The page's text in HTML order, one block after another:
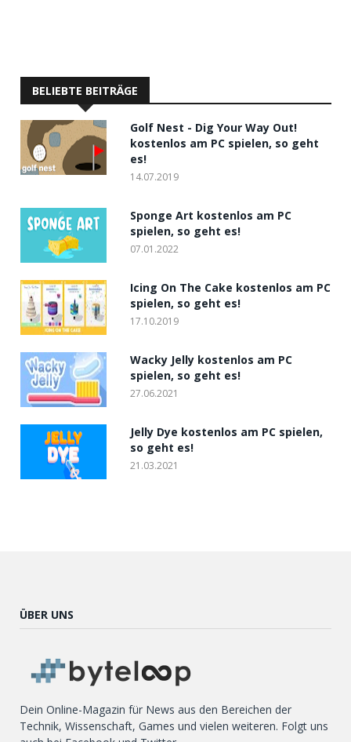
BELIEBTE BEITRÄGE
Golf Nest - Dig Your Way Out!
kostenlos am PC spielen, so geht
es!
14.07.2019
Sponge Art kostenlos am PC
spielen, so geht es!
07.01.2022
Icing On The Cake kostenlos am PC
spielen, so geht es!
17.10.2019
Wacky Jelly kostenlos am PC
spielen, so geht es!
27.06.2021
Jelly Dye kostenlos am PC spielen,
so geht es!
21.03.2021
ÜBER UNS
Dein Online-Magazin für News aus den Bereichen der
Technik, Wissenschaft, Games und vielen weiteren. Folgt uns